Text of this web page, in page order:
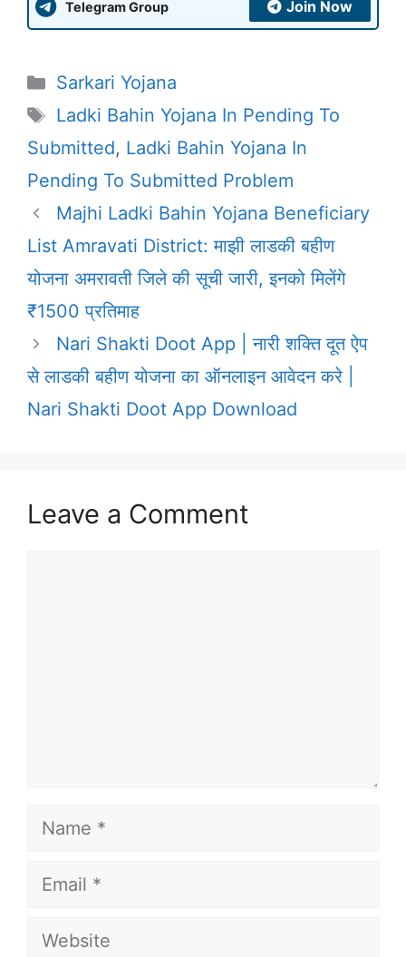
Telegram Group Join Now
Categories
Sarkari Yojana
Tags
Ladki Bahin Yojana In Pending To
Submitted, Ladki Bahin Yojana In
Pending To Submitted Problem
Majhi Ladki Bahin Yojana Beneficiary
List Amravati District: माझी लाडकी बहीण
योजना अमरावती जिले की सूची जारी, इनको मिलेंगे
₹1500 प्रतिमाह
Nari Shakti Doot App | नारी शक्ति दूत ऐप
से लाडकी बहीण योजना का ऑनलाइन आवेदन करे |
Nari Shakti Doot App Download
Leave a Comment
Name
Email
Website